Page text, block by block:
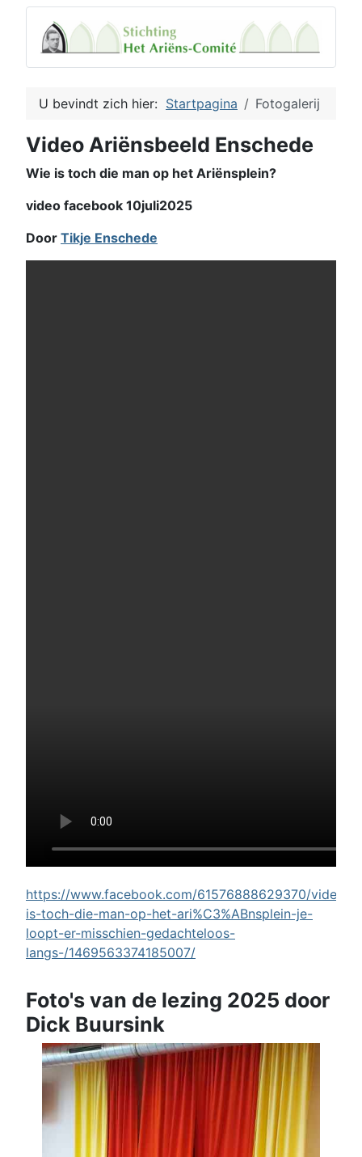
U bevindt zich hier: Startpagina Fotogalerij
Video Ariënsbeeld Enschede
Wie is toch die man op het Ariënsplein?
video facebook 10juli2025
Door Tikje Enschede
https://www.facebook.com/61576888629370/videos/
is-toch-die-man-op-het-ari%C3%ABnsplein-je-
loopt-er-misschien-gedachteloos-
langs-/1469563374185007/
Foto's van de lezing 2025 door
Dick Buursink